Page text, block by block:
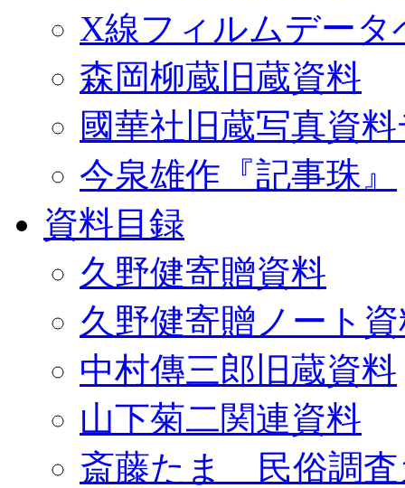
X線フィルムデータ
森岡柳蔵旧蔵資料
國華社旧蔵写真資
今泉雄作『記事珠』
資料目録
久野健寄贈資料
久野健寄贈ノート
中村傳三郎旧蔵資料
山下菊二関連資料
斎藤たま 民俗調査